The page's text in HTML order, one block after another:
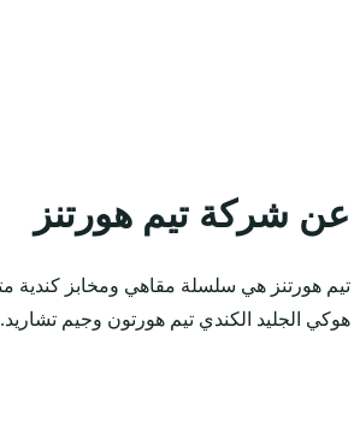
عن شركة تيم هورتنز
هوكي الجليد الكندي تيم هورتون وجيم تشاريد.